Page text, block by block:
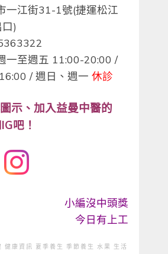
一江街31-1號(捷運松江
)
一至週五 11:00-20:00 /
/ 週日、週一 休診
示、加入益曼中醫的
吧！
小編沒中頭獎
今日有上工
健康資訊 夏季養生 季節養生 水果
生活